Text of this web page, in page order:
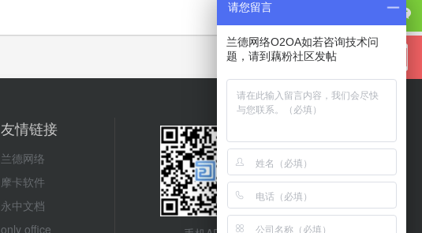
友情链接
兰德网络
摩卡软件
永中文档
only office
请您留言
兰德网络O2OA如若咨询技术问
题，请到藕粉社区发帖